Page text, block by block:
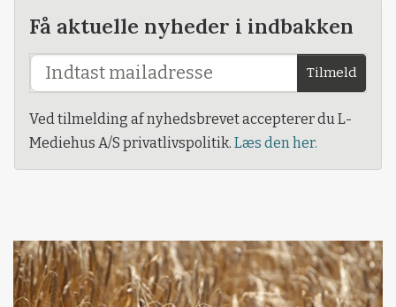
Få aktuelle nyheder i indbakken
Tilmeld
Ved tilmelding af nyhedsbrevet accepterer du L-
Mediehus A/S privatlivspolitik. Læs den her.